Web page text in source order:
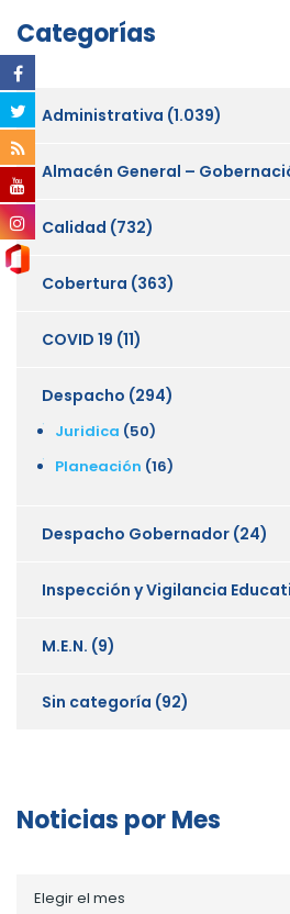
Categorías
Administrativa (1.039)
Almacén General –
Calidad (732)
Cobertura (363)
COVID 19 (11)
Despacho (294)
Juridica (50)
Planeación (16)
Despacho Gobernador (24)
Inspección y Vigilancia
M.E.N. (9)
Sin categoría (92)
Noticias por Mes
porElegir el mes